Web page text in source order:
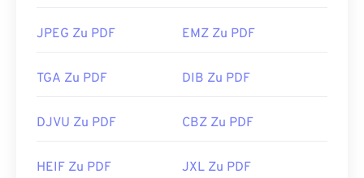
JPEG Zu PDF EMZ Zu PDF
TGA Zu PDF DIB Zu PDF
DJVU Zu PDF CBZ Zu PDF
HEIF Zu PDF JXL Zu PDF